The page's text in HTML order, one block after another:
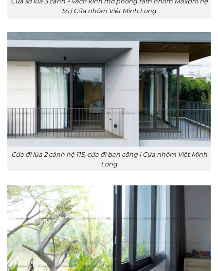
55 | Cửa nhôm Việt Minh Long
Cửa đi lùa 2 cánh hệ 115, cửa đi ban công | Cửa nhôm Việt Minh
Long